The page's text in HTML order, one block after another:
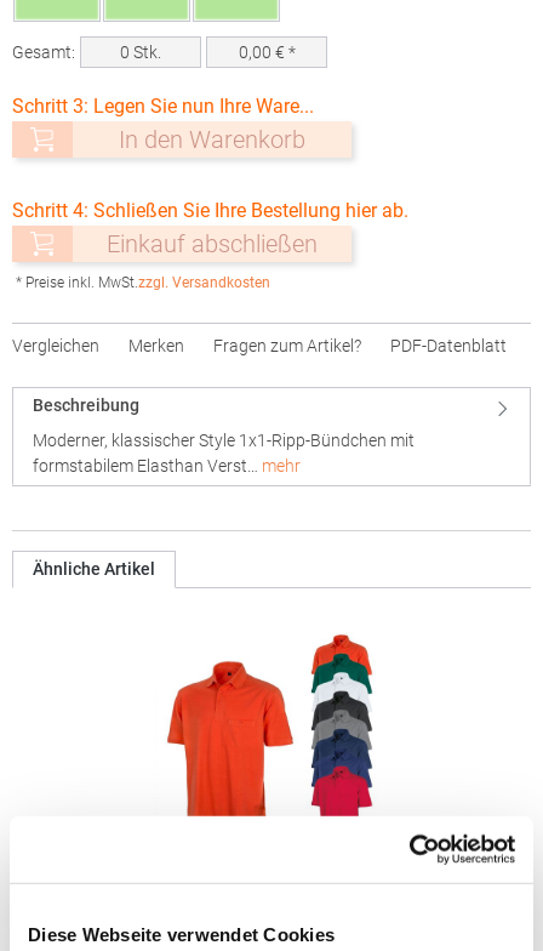
Diese Webseite verwendet Cookies
Gesamt: 0 Stk. 0,00 € *
Schritt 3: Legen Sie nun Ihre Ware...
In den Warenkorb
Schritt 4: Schließen Sie Ihre Bestellung hier ab.
Einkauf abschließen
* Preise inkl. MwSt.zzgl. Versandkosten
Vergleichen Merken Fragen zum Artikel? PDF-Datenblatt
Beschreibung
Moderner, klassischer Style 1x1-Ripp-Bündchen mit
formstabilem Elasthan Verst… mehr
Ähnliche Artikel